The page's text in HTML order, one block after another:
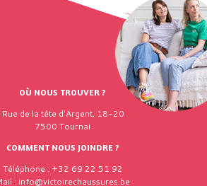
OÙ NOUS TROUVER ?
Rue de la tête d'Argent, 18-20
7500 Tournai
COMMENT NOUS JOINDRE ?
Téléphone : +32 69 22 51 92
: info@victoirechaussures.be